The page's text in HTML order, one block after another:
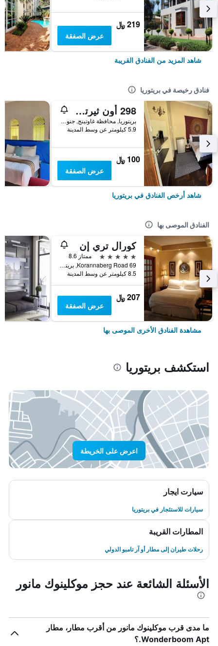
219 ﷼
عرض الصفقة
شاهد المزيد من الفنادق القريبة
فنادق رخيصة في بريتوريا
298 أون ثيرتي فورث
بريتوريا, محافظة غاوتينج, جنوب أفريقيا
5.9 كيلومتر عن وسط المدينة
100 ﷼
عرض الصفقة
شاهد أرخص الفنادق في بريتوريا
الفنادق الموصى بها
كورال تري إن
5 نجوم
ممتاز 8.6
69 Korannaberg Road, بريتوريا, محافظة غاوتينج, جنوب أفريقيا
8.5 كيلومتر عن وسط المدينة
207 ﷼
عرض الصفقة
مشاهدة الفنادق الأخرى الموصى بها
استكشف بريتوريا
اعرض على الخريطة
سيارت ايجار
سيارات للاستئجار في بريتوريا
المطارات القريبة
رحلات طيران إلى مطار أو آر تامبو الدولي
الأسئلة الشائعة عند حجز موكلينوك مانور
ما مدى قرب موكلينوك مانور من أقرب مطار، مطار
Wonderboom Apt.؟